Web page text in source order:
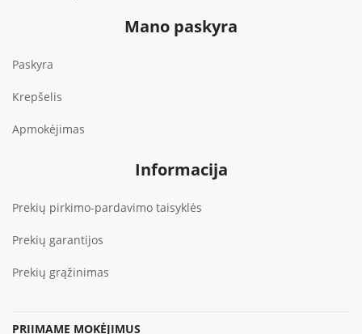
Mano paskyra
Paskyra
Krepšelis
Apmokėjimas
Informacija
Prekių pirkimo-pardavimo taisyklės
Prekių garantijos
Prekių grąžinimas
PRIIMAME MOKĖJIMUS